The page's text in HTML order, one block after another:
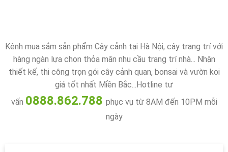
Kênh mua sắm sản phẩm Cây cảnh tại Hà Nội, cây trang trí với
hàng ngàn lựa chọn thỏa mãn nhu cầu trang trí nhà... Nhận
thiết kế, thi công trọn gói cây cảnh quan, bonsai và vườn koi
giá tốt nhất Miền Bắc...Hotline tư
vấn 0888.862.788 phục vụ từ 8AM đến 10PM mỗi
ngày